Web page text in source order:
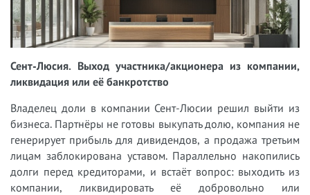
Сент-Люсия. Выход участника/акционера из компании,
ликвидация или её банкротство
Владелец доли в компании Сент-Люсии решил выйти из
бизнеса. Партнёры не готовы выкупать долю, компания не
генерирует прибыль для дивидендов, а продажа третьим
лицам заблокирована уставом. Параллельно накопились
долги перед кредиторами, и встаёт вопрос: выходить из
компании, ликвидировать её добровольно или